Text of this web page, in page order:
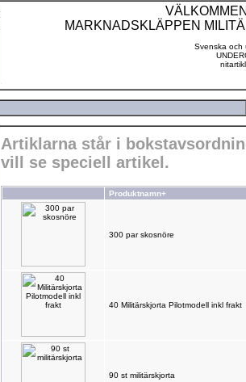
MARKNADSKLÄPPEN
Svenska och
Artiklarna står i
vill se speciell artikel.
Produktnamn+
300 par skosnöre
40 Militärskjorta Pilotmodell inkl frakt
90 st militärskjorta